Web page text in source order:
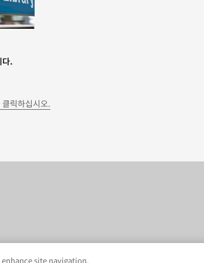
다.
릭하십시오.
AveryDennison.com 법적 및 개인정보보호
site navigation,